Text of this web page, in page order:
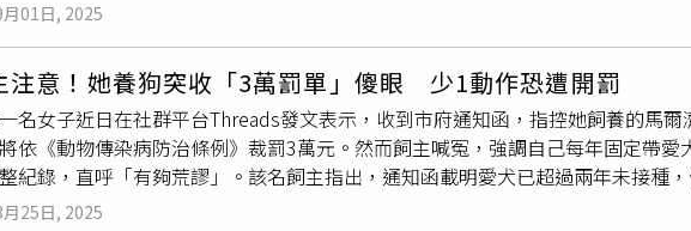
樣」。面對Jimmy的回應，學生團隊發文反擊，學校教授認為這是一個能夠同
交談過程中都是以開放且禮貌的態度，對話時多次被Jimmy打斷，學生們仍保持
的語氣與態度對待我們」、「沒有告訴參與者『不要去買樓下的炸雞』」、「謠
基本的尊重上」。爭議持續延燒，當初發文的學生已經刪文關帳號，學生團隊也
這次事件讓我們深刻反省。第一次籌辦派對，是我們踏入社會前難得的學習經驗
會與傷害。我們會以此為教訓，未來將更加謹慎、負責地處理所有對外溝通事
方則表示，針對此次在網路上所引發之爭議，學生已正式向商家致歉，校方肯
續強化學生在社會參與之素養，感謝各界關心。
虎允許接觸的部位，仍在過程中遭咬。園方起初建議在園內處理，但經她堅持
下午確有女童因虎咬傷就診，醫囑需完成共5劑次暴露後疫苗接種，並評估「問
馮女士要求園方承擔所有疫苗費用，但園方表示家屬須先行墊付，憑發票報銷。
費508元，並提出可「墊付」剩餘費用。不過，園方提供的《醫療費用墊付說明
達成一致。事發後，園區「與小老虎互動」項目仍對外開放。客服人員31日回
單獨收費」特色項目，提醒遊客參加時「穿長褲、運動鞋會好一點」。馮女士
犬病疫苗，後續需依醫囑完成療程。她強調自己是「交錢參加官方安排的互動
。警方則表示僅能調解，若雙方仍無共識，家屬可循民事途徑維權。園區現場
01日, 2025
注意！她養狗突收「3萬罰單」傻眼 少1動作恐遭開罰
名女子近日在社群平台Threads發文表示，收到市府通知函，指控她飼養的馬
依《動物傳染病防治條例》裁罰3萬元。然而飼主喊冤，強調自己每年固定帶愛
紀錄，直呼「有夠荒謬」。該名飼主指出，通知函載明愛犬已超過兩年未接種
院查詢，院方表示系統資料可能未即時回報，建議她憑疫苗卡與相關文件提出
25日, 2025